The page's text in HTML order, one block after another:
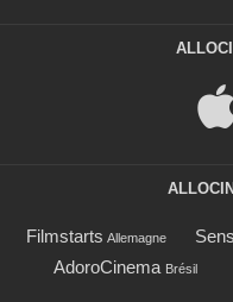
Filmstarts Allemagne
AdoroCinema Brésil